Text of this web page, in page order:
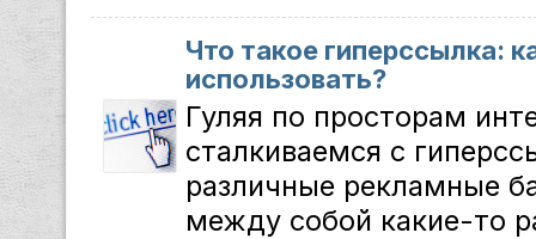
Что такое гиперссылка:
использовать?
Гуляя по просторам
сталкиваемся с
различные рекламные
между собой какие-то